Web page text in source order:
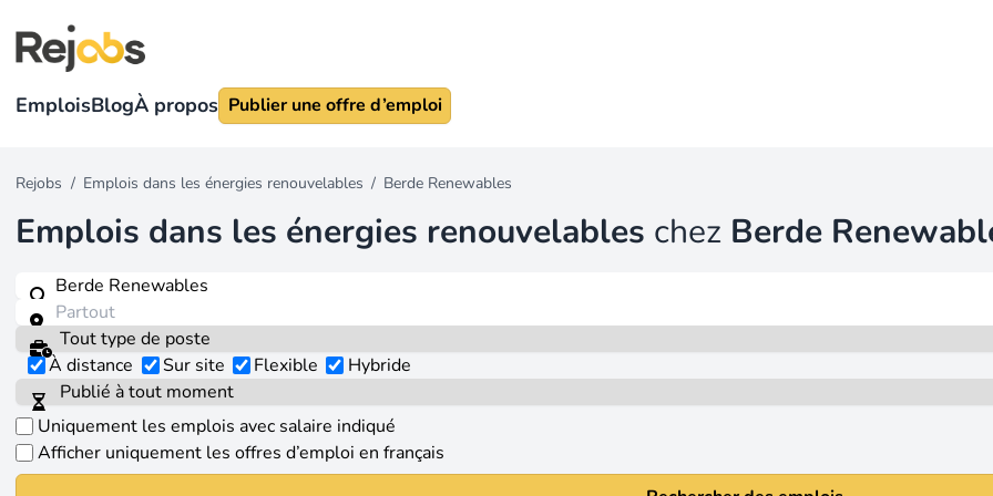
EmploisBlogÀ propos Publier une offre d’emploi
Rejobs / Emplois dans les énergies renouvelables / Berde Renewables
Emplois dans les énergies renouvelables chez Berde
À distance Sur site Flexible Hybride
Uniquement les emplois avec salaire indiqué
Afficher uniquement les offres d’emploi en français